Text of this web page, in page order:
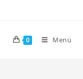
0 Menü